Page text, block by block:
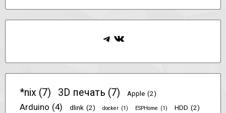
Telegram
ВКонтакте
*nix (7) 3D печать (7) Apple (2)
Arduino (4) dlink (2) docker (1) ESPHome (1) HDD (2)